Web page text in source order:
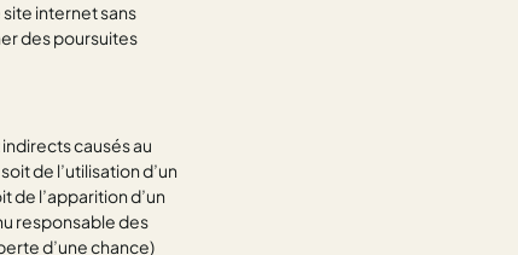
internet sans
des poursuites
causés au
de l’utilisation d’un
de l’apparition d’un
responsable des
d’une chance)